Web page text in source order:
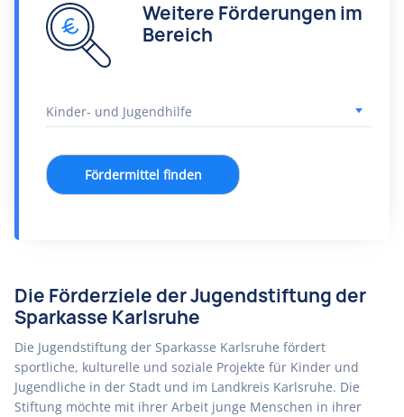
Weitere Förderungen im
Bereich
Fördermittel finden
Die Förderziele der Jugendstiftung der
Sparkasse Karlsruhe
Die Jugendstiftung der Sparkasse Karlsruhe fördert
sportliche, kulturelle und soziale Projekte für Kinder und
Jugendliche in der Stadt und im Landkreis Karlsruhe. Die
Stiftung möchte mit ihrer Arbeit junge Menschen in ihrer